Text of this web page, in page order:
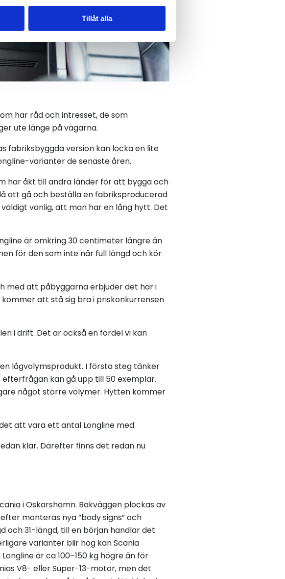
Tillåt alla
har råd och intresset, de som
ute länge på vägarna.
fabriksbyggda version kan locka en lite
varianter de senaste åren.
har åkt till andra länder för att bygga och
att gå och beställa en fabriksproducerad
vanlig, att man har en lång hytt. Det
är omkring 30 centimeter längre än
för den som inte når full längd och kör
med att påbyggarna erbjuder det här i
att stå sig bra i priskonkurrensen
i drift. Det är också en fördel vi kan
lågvolymsprodukt. I första steg tänker
kan gå upp till 50 exemplar.
något större volymer. Hytten kommer
att vara ett antal Longline med.
klar. Därefter finns det redan nu
i Oskarshamn. Bakväggen plockas av
monteras nya ”body signs” och
och 31-längd, till en början handlar det
varianter blir hög kan Scania
är ca 100–150 kg högre än för
V8- eller Super-13-motor, men det